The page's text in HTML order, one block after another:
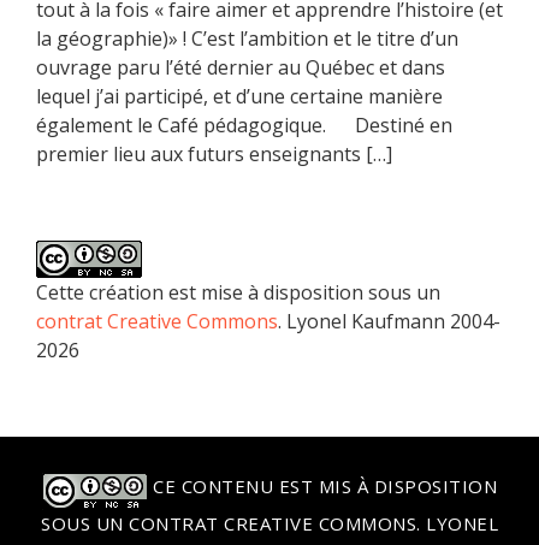
tout à la fois « faire aimer et apprendre l’histoire (et
la géographie)» ! C’est l’ambition et le titre d’un
ouvrage paru l’été dernier au Québec et dans
lequel j’ai participé, et d’une certaine manière
également le Café pédagogique. Destiné en
premier lieu aux futurs enseignants […]
Cette création est mise à disposition sous un
contrat Creative Commons. Lyonel Kaufmann 2004-
2026
CE CONTENU EST MIS À DISPOSITION
SOUS UN CONTRAT CREATIVE COMMONS. LYONEL